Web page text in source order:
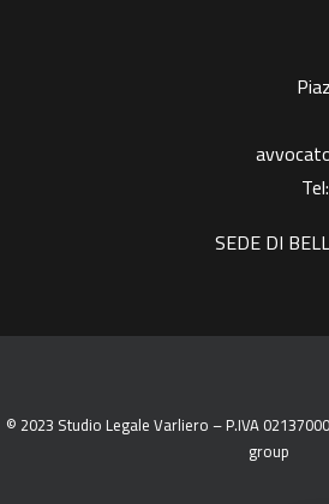
Tel:
SEDE DI
© 2023 Studio Legale Varliero – P.IVA
group